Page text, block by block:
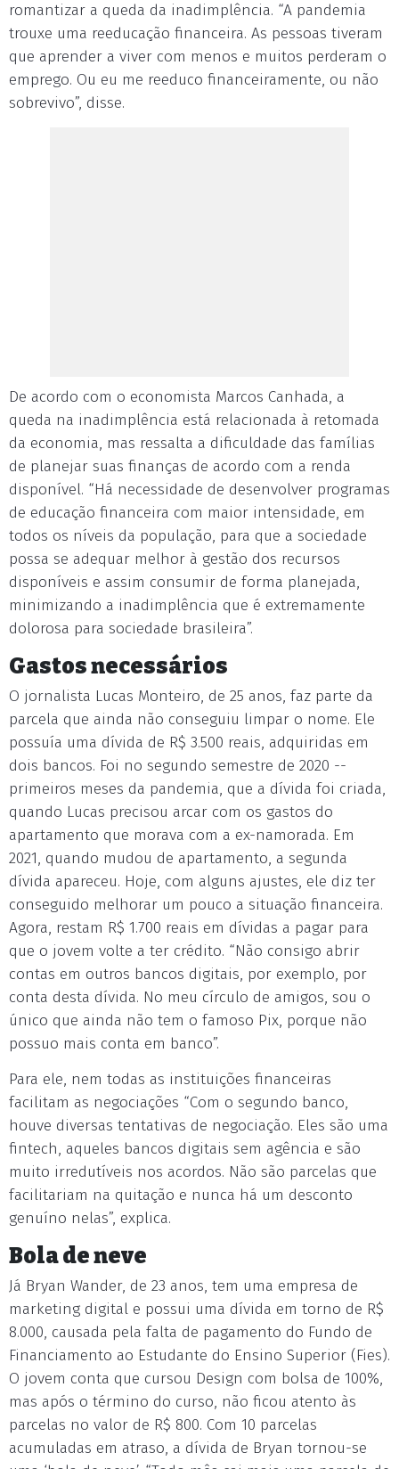
romantizar a queda da inadimplência. “A pandemia
trouxe uma reeducação financeira. As pessoas tiveram
que aprender a viver com menos e muitos perderam o
emprego. Ou eu me reeduco financeiramente, ou não
sobrevivo”, disse.
De acordo com o economista Marcos Canhada, a
queda na inadimplência está relacionada à retomada
da economia, mas ressalta a dificuldade das famílias
de planejar suas finanças de acordo com a renda
disponível. “Há necessidade de desenvolver programas
de educação financeira com maior intensidade, em
todos os níveis da população, para que a sociedade
possa se adequar melhor à gestão dos recursos
disponíveis e assim consumir de forma planejada,
minimizando a inadimplência que é extremamente
dolorosa para sociedade brasileira”.
Gastos necessários
O jornalista Lucas Monteiro, de 25 anos, faz parte da
parcela que ainda não conseguiu limpar o nome. Ele
possuía uma dívida de R$ 3.500 reais, adquiridas em
dois bancos. Foi no segundo semestre de 2020 --
primeiros meses da pandemia, que a dívida foi criada,
quando Lucas precisou arcar com os gastos do
apartamento que morava com a ex-namorada. Em
2021, quando mudou de apartamento, a segunda
dívida apareceu. Hoje, com alguns ajustes, ele diz ter
conseguido melhorar um pouco a situação financeira.
Agora, restam R$ 1.700 reais em dívidas a pagar para
que o jovem volte a ter crédito. “Não consigo abrir
contas em outros bancos digitais, por exemplo, por
conta desta dívida. No meu círculo de amigos, sou o
único que ainda não tem o famoso Pix, porque não
possuo mais conta em banco”.
Para ele, nem todas as instituições financeiras
facilitam as negociações “Com o segundo banco,
houve diversas tentativas de negociação. Eles são uma
fintech, aqueles bancos digitais sem agência e são
muito irredutíveis nos acordos. Não são parcelas que
facilitariam na quitação e nunca há um desconto
genuíno nelas”, explica.
Bola de neve
Já Bryan Wander, de 23 anos, tem uma empresa de
marketing digital e possui uma dívida em torno de R$
8.000, causada pela falta de pagamento do Fundo de
Financiamento ao Estudante do Ensino Superior (Fies).
O jovem conta que cursou Design com bolsa de 100%,
mas após o término do curso, não ficou atento às
parcelas no valor de R$ 800. Com 10 parcelas
acumuladas em atraso, a dívida de Bryan tornou-se